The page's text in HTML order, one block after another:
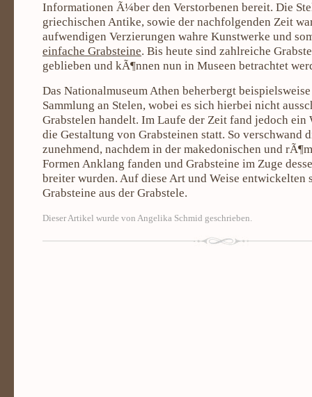
Informationen Ã¼ber den Verstorbenen bereit. Die
griechischen Antike, sowie der nachfolgenden Zeit
aufwendigen Verzierungen wahre Kunstwerke und
einfache Grabsteine. Bis heute sind zahlreiche
geblieben und kÃ¶nnen nun in Museen betrachtet
Das Nationalmuseum Athen beherbergt
Sammlung an Stelen, wobei es sich hierbei nicht
Grabstelen handelt. Im Laufe der Zeit fand jedoch ein
die Gestaltung von Grabsteinen statt. So verschwand
zunehmend, nachdem in der makedonischen und
Formen Anklang fanden und Grabsteine im Zuge
breiter wurden. Auf diese Art und Weise entwickelten
Grabsteine aus der Grabstele.
Dieser Artikel wurde von Angelika Schmid geschrieben.